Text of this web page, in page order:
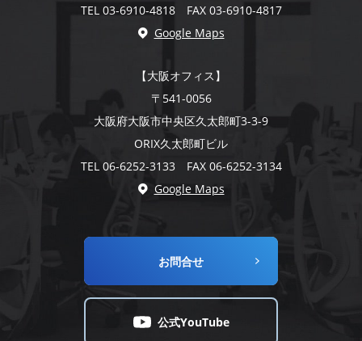
TEL 03-6910-4818 FAX 03-6910-4817
Google Maps
【大阪オフィス】
〒541-0056
大阪府大阪市中央区久太郎町3-3-9
ORIX久太郎町ビル
TEL 06-6252-3133 FAX 06-6252-3134
Google Maps
お問合せ
公式YouTube